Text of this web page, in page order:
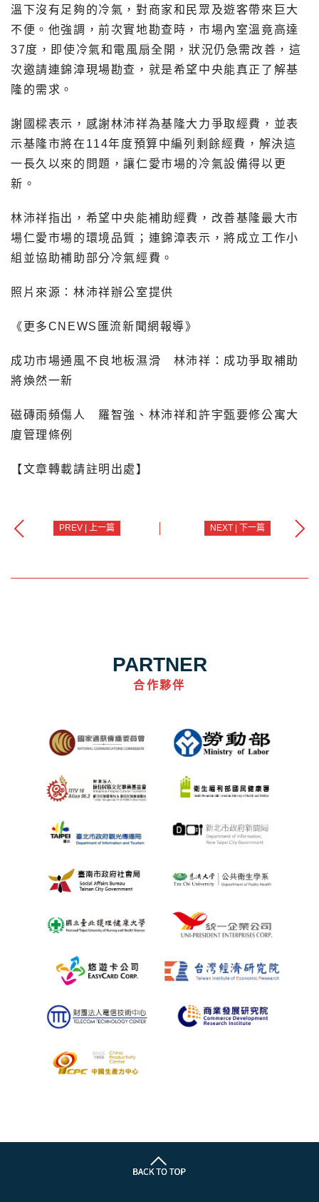
溫下沒有足夠的冷氣，對商家和民眾及遊客帶來巨大
不便。他強調，前次實地勘查時，市場內室溫竟高達
37度，即使冷氣和電風扇全開，狀況仍急需改善，這
次邀請連錦漳現場勘查，就是希望中央能真正了解基
隆的需求。
謝國樑表示，感謝林沛祥為基隆大力爭取經費，並表
示基隆市將在114年度預算中編列剩餘經費，解決這
一長久以來的問題，讓仁愛市場的冷氣設備得以更
新。
林沛祥指出，希望中央能補助經費，改善基隆最大市
場仁愛市場的環境品質；連錦漳表示，將成立工作小
組並協助補助部分冷氣經費。
照片來源：林沛祥辦公室提供
《更多CNEWS匯流新聞網報導》
成功市場通風不良地板濕滑 林沛祥：成功爭取補助
將煥然一新
磁磚雨頻傷人 羅智強、林沛祥和許宇甄要修公寓大
廈管理條例
【文章轉載請註明出處】
PREV | 上一篇 NEXT | 下一篇
PARTNER
合作夥伴